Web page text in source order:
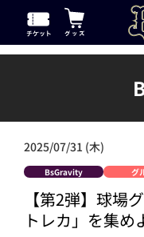
2025/07/31 (木)
BsGravity グ
【第2弾】球場
トレカ」を集め